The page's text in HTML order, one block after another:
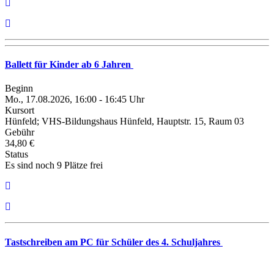
Ballett für Kinder ab 6 Jahren
Beginn
Mo., 17.08.2026, 16:00 - 16:45 Uhr
Kursort
Hünfeld; VHS-Bildungshaus Hünfeld, Hauptstr. 15, Raum 03
Gebühr
34,80 €
Status
Es sind noch 9 Plätze frei
Tastschreiben am PC für Schüler des 4. Schuljahres